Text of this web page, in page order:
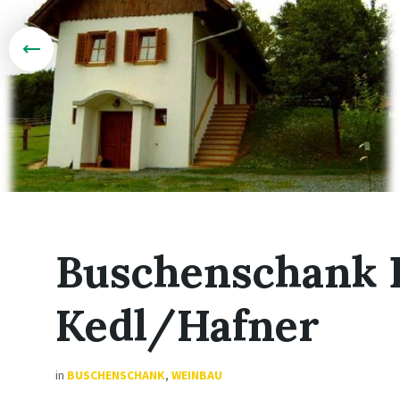
Buschenschank
Kedl/Hafner
in BUSCHENSCHANK, WEINBAU